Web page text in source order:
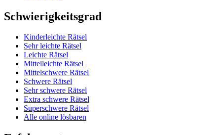
Schwierigkeitsgrad
Kinderleichte Rätsel
Sehr leichte Rätsel
Leichte Rätsel
Mittelleichte Rätsel
Mittelschwere Rätsel
Schwere Rätsel
Sehr schwere Rätsel
Extra schwere Rätsel
Superschwere Rätsel
Alle online lösbaren